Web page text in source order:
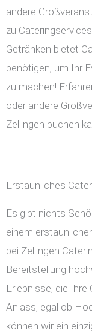
andere
zu
Getränken bietet
benötigen, um Ihr
zu machen!
oder andere
Zellingen buchen
Erstaunliches
Es gibt nichts
einem
bei Zellingen
Bereitstellung
Erlebnisse, die
Anlass, egal ob
können wir ein